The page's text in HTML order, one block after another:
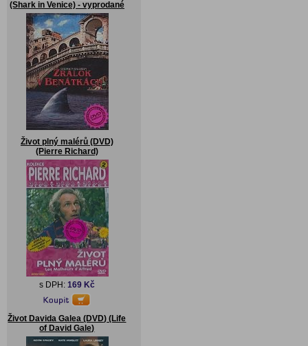
(Shark in Venice) - vyprodané
Život plný malérů (DVD)
(Pierre Richard)
s DPH: 169 Kč
Život Davida Galea (DVD) (Life
of David Gale)